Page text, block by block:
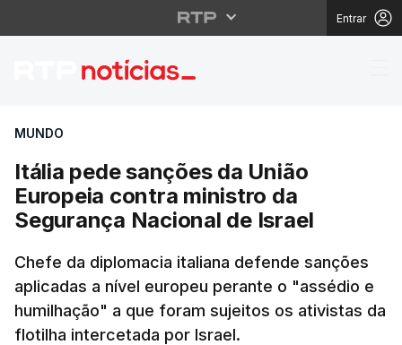
Entrar
Itália pede sanções
MUNDO
Itália pede sanções da União
Europeia contra ministro da
Segurança Nacional de Israel
Chefe da diplomacia italiana defende sanções
aplicadas a nível europeu perante o "assédio e
humilhação" a que foram sujeitos os ativistas da
flotilha intercetada por Israel.